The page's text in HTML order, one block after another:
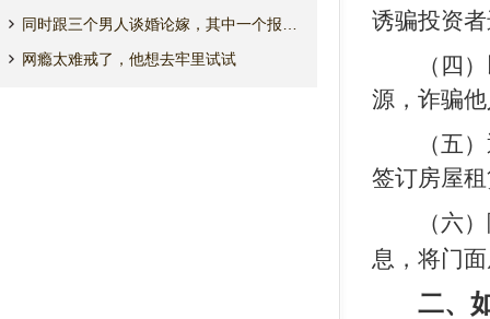
网瘾太难戒了，他想去牢里试试
诱骗投资
（四）以
源，诈骗
（五）通
签订房屋
（六）隐
息，将门
二、